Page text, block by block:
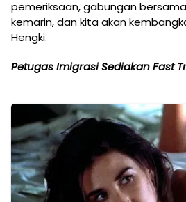
pemeriksaan, gabungan
kemarin, dan kita akan
Hengki.
Petugas Imigrasi Sediakan Fast